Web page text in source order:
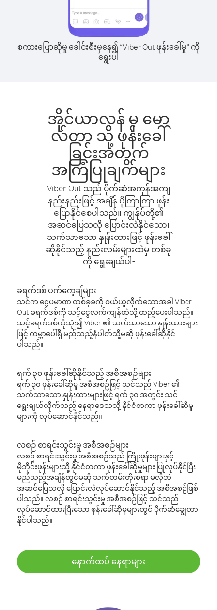
စကားပြောဆိုမှု ခေါင်းစီးမှနေ၍ “Viber Out ဖုန်းခေါ်မှု” ကို
ရွေးပါ
အိုင်ယာလန် မှ မော
လ်တာ သို့ ဖုန်းခေါ်
ခြင်းအတွက်
အကြံပြုချက်များ
Viber Out သည် ပိုက်ဆံအကုန်အကျ
နည်းနည်းဖြင့် အချိန် ပိုကြာကြာ ဖုန်း
ပြောနိုင်စေပါသည်။ ကျွန်ုပ်တို့၏
အဆင်ပြေသလို ပြောင်းလဲနိုင်သော၊
သက်သာသော နှုန်းထားဖြင့် ဖုန်းခေါ်
ဆိုနိုင်သည့် နည်းလမ်းများထဲမှ တစ်ခု
ကို ရွေးချယ်ပါ-
ခရက်ဒစ် ပက်ကေ့ချ်များ
သင်က ငွေပမာဏ တစ်ခုခုကို ဝယ်ယူလိုက်သောအခါ Viber
Out ခရက်ဒစ်ကို သင့်ငွေလက်ကျန်ထဲသို့ ထည့်ပေးပါသည်။
သင့်ခရက်ဒစ်ကိုသုံး၍ Viber ၏ သက်သာသော နှုန်းထားများ
ဖြင့် ကမ္ဘာပေါ်ရှိ မည်သည့်နံပါတ်သို့မဆို ဖုန်းခေါ်ဆိုနိုင်
ပါသည်။
ရက် ၃၀ ဖုန်းခေါ်ဆိုနိုင်သည့် အစီအစဉ်များ
ရက် ၃၀ ဖုန်းခေါ်ဆိုမှု အစီအစဉ်ဖြင့် သင်သည် Viber ၏
သက်သာသော နှုန်းထားများဖြင့် ရက် ၃၀ အတွင်း သင်
ရွေးချယ်လိုက်သည့် နေရာဒေသသို့ နိုင်ငံတကာ ဖုန်းခေါ်ဆိုမှု
များကို လုပ်ဆောင်နိုင်သည်။
လစဉ် စာရင်းသွင်းမှု အစီအစဉ်များ
လစဉ် စာရင်းသွင်းမှု အစီအစဉ်သည် ကြိုးဖုန်းများနှင့်
မိုဘိုင်းဖုန်းများသို့ နိုင်ငံတကာ ဖုန်းခေါ်ဆိုမှုများ ပြုလုပ်နိုင်ပြီး
မည်သည့်အချိန်တွင်မဆို သက်တမ်းတိုးစရာ မလိုဘဲ
အဆင်ပြေသလို ပြောင်းလဲလုပ်ဆောင်နိုင်သည့် အစီအစဉ်ဖြစ်
ပါသည်။ လစဉ် စာရင်းသွင်းမှု အစီအစဉ်ဖြင့် သင်သည်
လုပ်ဆောင်ထားပြီးသော ဖုန်းခေါ်ဆိုမှုများတွင် ပိုက်ဆံချွေတာ
နိုင်ပါသည်။
နောက်ထပ် နေရာများ